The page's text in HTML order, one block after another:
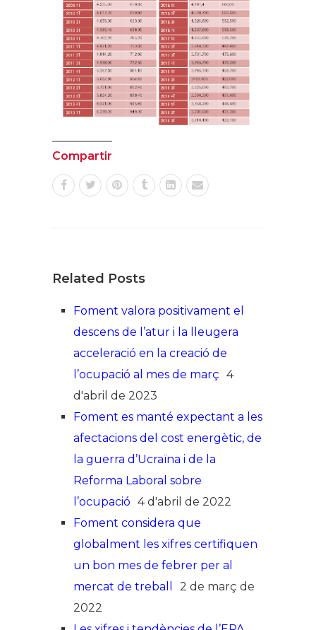
Compartir
Related Posts
Foment valora positivament el
descens de l’atur i la lleugera
acceleració en la creació de
l’ocupació al mes de març 4
d'abril de 2023
Foment es manté expectant a les
afectacions del cost energètic, de
la guerra d’Ucraïna i de la
Reforma Laboral sobre
l’ocupació 4 d'abril de 2022
Foment considera que
globalment les xifres certifiquen
un bon mes de febrer per al
mercat de treball
2 de març de
2022